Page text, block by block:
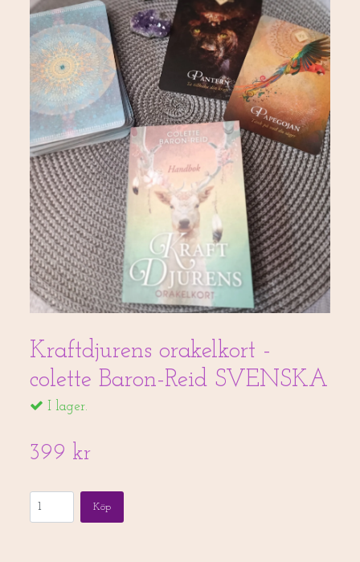
Kraftdjurens orakelkort -
colette Baron-Reid SVENSKA
I lager.
399 kr
Köp